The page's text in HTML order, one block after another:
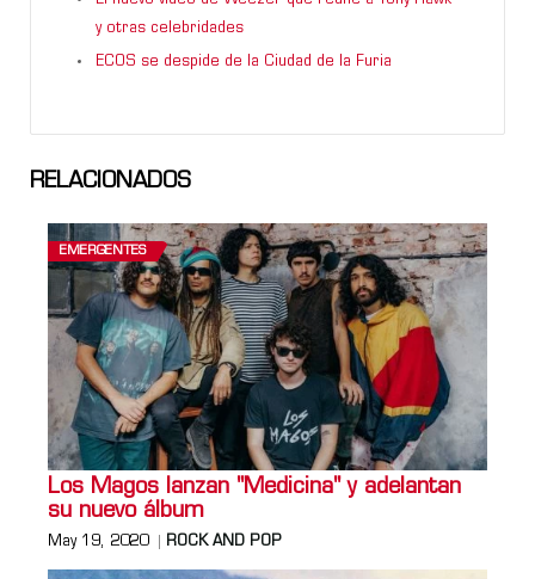
y otras celebridades
ECOS se despide de la Ciudad de la Furia
RELACIONADOS
EMERGENTES
Los Magos lanzan "Medicina" y adelantan
su nuevo álbum
May 19, 2020 ROCK AND POP